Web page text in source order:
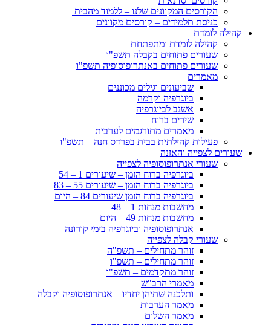
הקורסים המקוונים שלנו – ללמוד מהבית
כניסת תלמידים – קורסים מקוונים
קהילה לומדת
קהילה לומדת ומתפתחת
שעורים פתוחים בקבלה תשפ"ו
שעורים פתוחים באנתרופוסופיה תשפ"ו
מאמרים
שביעונים וגילים מכוננים
ביוגרפיה וקרמה
אשנב לביוגרפיה
שירים ברוח
מאמרים מתורגמים לערבית
פעילות קהילתית בבית בפרדס חנה – תשפ"ו
שעורים לצפייה והאזנה
שעורי אנתרופוסופיה לצפייה
ביוגרפיה ברוח הזמן – שיעורים 1 – 54
ביוגרפיה ברוח הזמן – שיעורים 55 – 83
ביוגרפיה ברוח הזמן שיעורים 84 – היום
מחשבות מנחות 1 – 48
מחשבות מנחות 49 – היום
אנתרופוסופיה וביוגרפיה בימי קורונה
שעורי קבלה לצפייה
זוהר מתחילים – תשפ"ה
זוהר מתחילים – תשפ"ו
זוהר מתקדמים – תשפ"ו
מאמרי הרב"ש
ותלכנה שתיהן יחדיו – אנתרופוסופיה וקבלה
מאמר הערבות
מאמר השלום